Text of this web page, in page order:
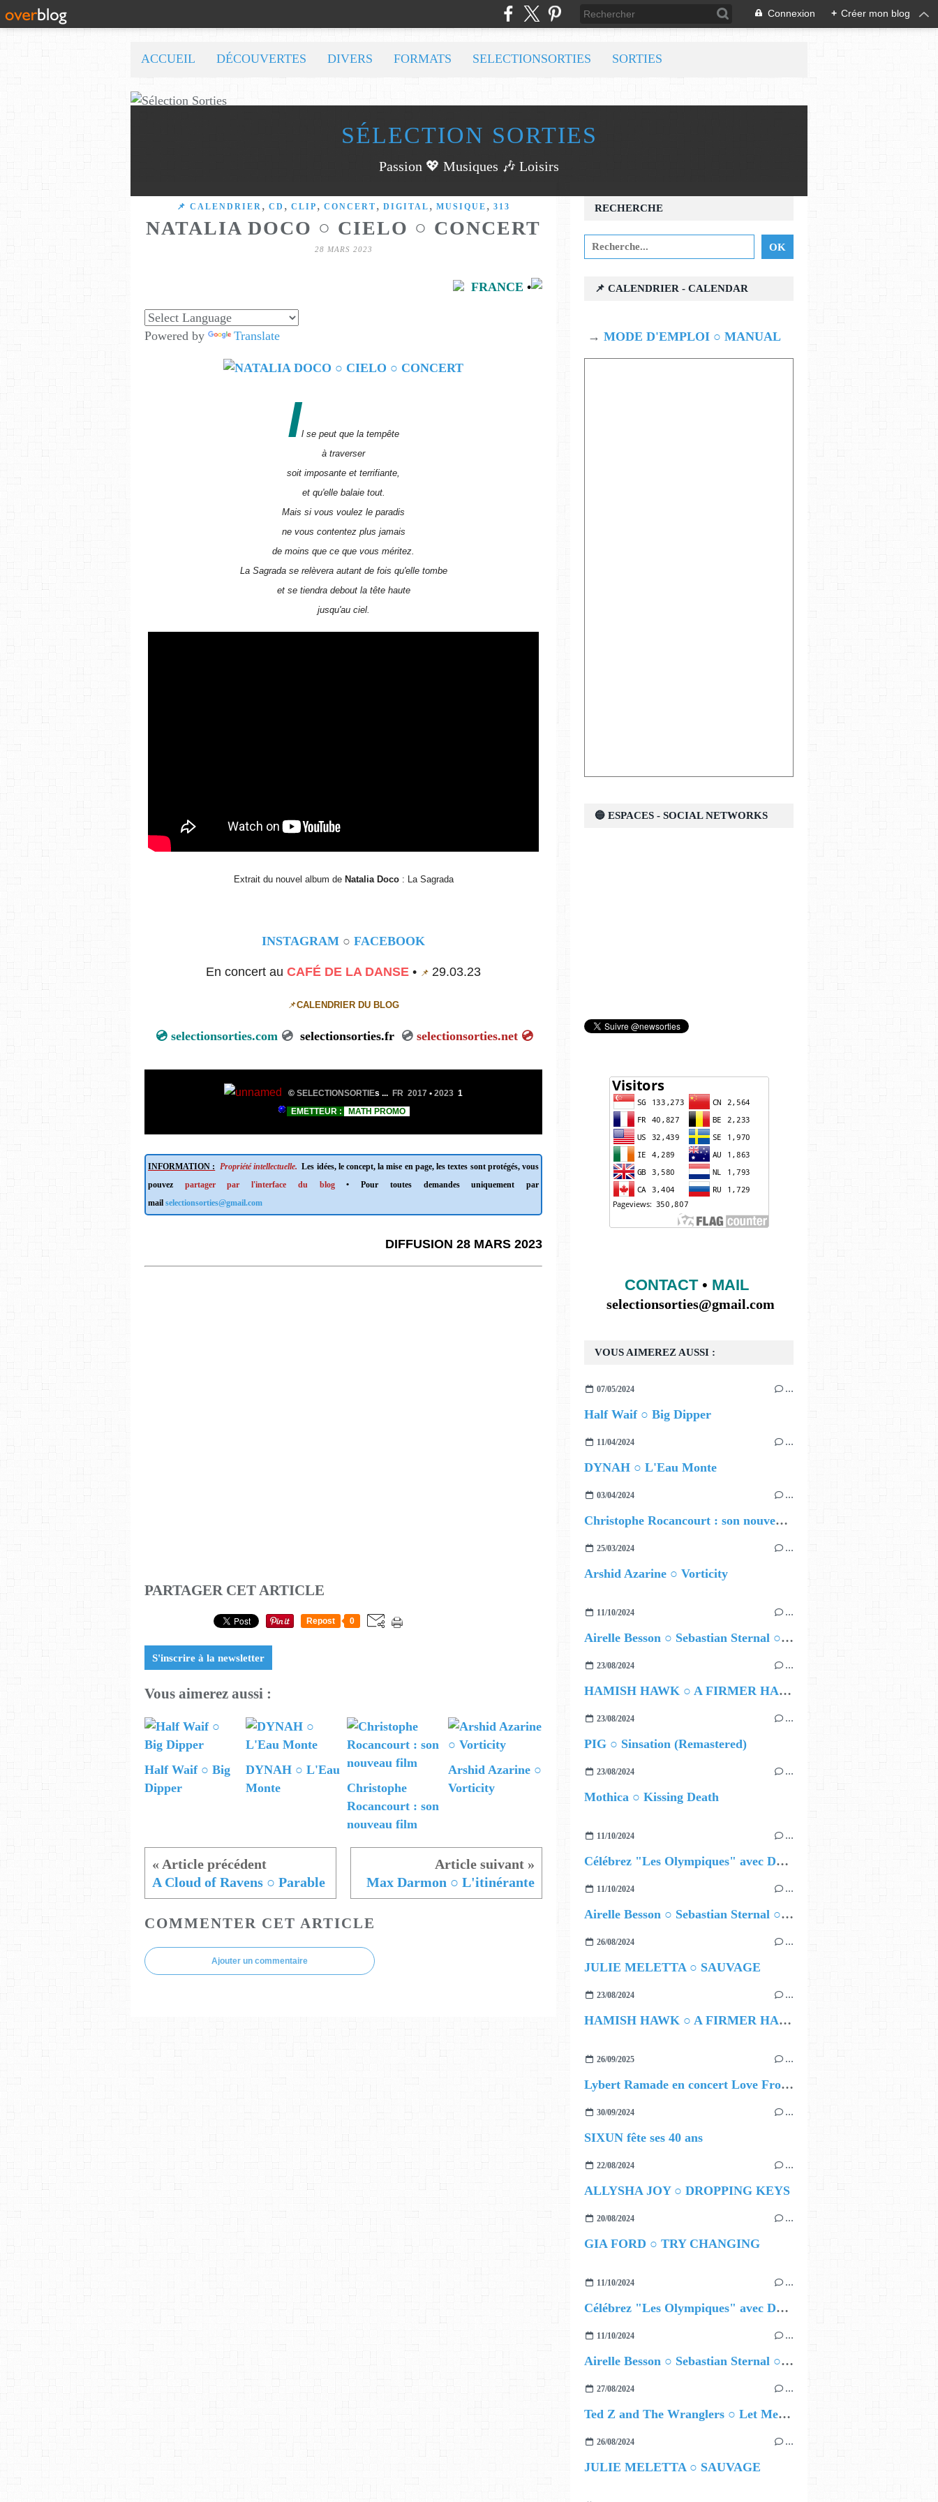
Connexion + Créer mon blog
SÉLECTION SORTIES
Passion 💖 Musiques 🎶 Loisirs
ACCUEIL DÉCOUVERTES DIVERS FORMATS SELECTIONSORTIES SORTIES
📌 CALENDRIER , CD , CLIP , CONCERT , DIGITAL , MUSIQUE , 313
NATALIA DOCO ○ CIELO ○ CONCERT
28 MARS 2023
FRANCE •
Powered by Translate
Il se peut que la tempête
à traverser
soit imposante et terrifiante,
et qu'elle balaie tout.
Mais si vous voulez le paradis
ne vous contentez plus jamais
de moins que ce que vous méritez.
La Sagrada se relèvera autant de fois qu'elle tombe
et se tiendra debout la tête haute
jusqu'au ciel.
Extrait du nouvel album de Natalia Doco : La Sagrada
INSTAGRAM ○ FACEBOOK
En concert au CAFÉ DE LA DANSE • 📌 29.03.23
📌CALENDRIER DU BLOG
💿selectionsorties.com💿 selectionsorties.fr💿selectionsorties.net💿
© SELECTIONSORTIEs ... FR 2017 • 2023 1
EMETTEUR :
MATH PROMO
INFORMATION : Propriété intellectuelle. Les idées, le concept, la mise en page, les textes sont protégés, vous
pouvez partager par l'interface du blog• Pour toutes demandes uniquement par
mail selectionsorties@gmail.com
DIFFUSION 28 MARS 2023
PARTAGER CET ARTICLE
Repost 0
S'inscrire à la newsletter
Vous aimerez aussi :
Half Waif ○ Big
Dipper
DYNAH ○ L'Eau
Monte
Christophe
Rocancourt : son
nouveau film
Arshid Azarine ○
Vorticity
A Cloud of Ravens ○ Parable Max Darmon ○ L'itinérante
COMMENTER CET ARTICLE
Ajouter un commentaire
RECHERCHE
VOUS AIMEREZ AUSSI :
07/05/2024 …
Half Waif ○ Big Dipper
11/04/2024 …
DYNAH ○ L'Eau Monte
03/04/2024 …
Christophe Rocancourt : son nouveau film
25/03/2024 …
Arshid Azarine ○ Vorticity
11/10/2024 …
Airelle Besson ○ Sebastian Sternal ○ Jonas Burgwinkel
23/08/2024 …
HAMISH HAWK ○ A FIRMER HAND
23/08/2024 …
PIG ○ Sinsation (Remastered)
23/08/2024 …
Mothica ○ Kissing Death
11/10/2024 …
Célébrez "Les Olympiques" avec DVTR !
11/10/2024 …
Airelle Besson ○ Sebastian Sternal ○ Jonas Burgwinkel
26/08/2024 …
JULIE MELETTA ○ SAUVAGE
23/08/2024 …
HAMISH HAWK ○ A FIRMER HAND
26/09/2025 …
Lybert Ramade en concert Love From Me
30/09/2024 …
SIXUN fête ses 40 ans
22/08/2024 …
ALLYSHA JOY ○ DROPPING KEYS
20/08/2024 …
GIA FORD ○ TRY CHANGING
11/10/2024 …
Célébrez "Les Olympiques" avec DVTR !
11/10/2024 …
Airelle Besson ○ Sebastian Sternal ○ Jonas Burgwinkel
27/08/2024 …
Ted Z and The Wranglers ○ Let Me Be Your Sin
26/08/2024 …
JULIE MELETTA ○ SAUVAGE
📌 CALENDRIER - CALENDAR
→ MODE D'EMPLOI ○ MANUAL
🔵 ESPACES - SOCIAL NETWORKS
CONTACT• MAIL
selectionsorties@gmail.com